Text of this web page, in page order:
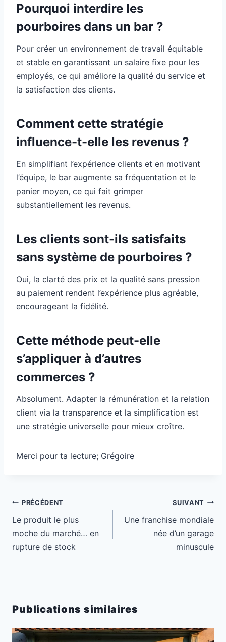
Pourquoi interdire les
pourboires dans un bar ?
Pour créer un environnement de travail équitable
et stable en garantissant un salaire fixe pour les
employés, ce qui améliore la qualité du service et
la satisfaction des clients.
Comment cette stratégie
influence-t-elle les revenus ?
En simplifiant l’expérience clients et en motivant
l’équipe, le bar augmente sa fréquentation et le
panier moyen, ce qui fait grimper
substantiellement les revenus.
Les clients sont-ils satisfaits
sans système de pourboires ?
Oui, la clarté des prix et la qualité sans pression
au paiement rendent l’expérience plus agréable,
encourageant la fidélité.
Cette méthode peut-elle
s’appliquer à d’autres
commerces ?
Absolument. Adapter la rémunération et la relation
client via la transparence et la simplification est
une stratégie universelle pour mieux croître.
Merci pour ta lecture; Grégoire
Navigation
de
l’article
PRÉCÉDENT
Le produit le plus
moche du marché… en
rupture de stock
SUIVANT
Une franchise mondiale
née d’un garage
minuscule
Publications similaires